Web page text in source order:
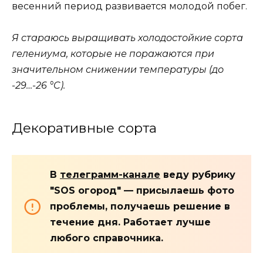
весенний период развивается молодой побег.
Я стараюсь выращивать холодостойкие сорта
гелениума, которые не поражаются при
значительном снижении температуры (до
-29…-26 °C).
Декоративные сорта
В телеграмм-канале веду рубрику
"SOS огород" — присылаешь фото
проблемы, получаешь решение в
течение дня. Работает лучше
любого справочника.